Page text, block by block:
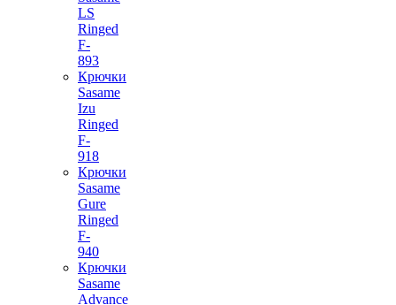
LS
Ringed
F-
893
Крючки
Sasame
Izu
Ringed
F-
918
Крючки
Sasame
Gure
Ringed
F-
940
Крючки
Sasame
Advance